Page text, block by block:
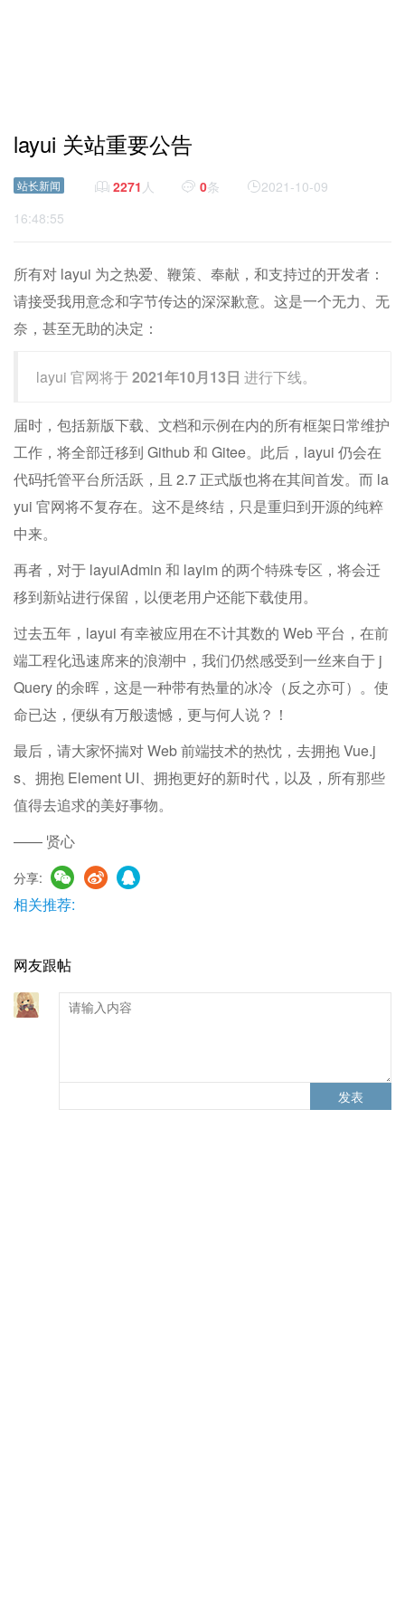
layui 关站重要公告
站长新闻 2271 人 0条
2021-10-09
16:48:55
所有对 layui 为之热爱、鞭策、奉献，和支持过的开发者：
请接受我用意念和字节传达的深深歉意。这是一个无力、无
奈，甚至无助的决定：
layui 官网将于2021年10月13日 进行下线。
届时，包括新版下载、文档和示例在内的所有框架日常维护
工作，将全部迁移到 Github 和 Gitee。此后，layui 仍会在
代码托管平台所活跃，且 2.7 正式版也将在其间首发。而 la
yui 官网将不复存在。这不是终结，只是重归到开源的纯粹
中来。
再者，对于 layuiAdmin 和 layim 的两个特殊专区，将会迁
移到新站进行保留，以便老用户还能下载使用。
过去五年，layui 有幸被应用在不计其数的 Web 平台，在前
端工程化迅速席来的浪潮中，我们仍然感受到一丝来自于 j
Query 的余晖，这是一种带有热量的冰冷（反之亦可）。使
命已达，便纵有万般遗憾，更与何人说？！
最后，请大家怀揣对 Web 前端技术的热忱，去拥抱 Vue.j
s、拥抱 Element UI、拥抱更好的新时代，以及，所有那些
值得去追求的美好事物。
—— 贤心
分享:
相关推荐:
网友跟帖
发表